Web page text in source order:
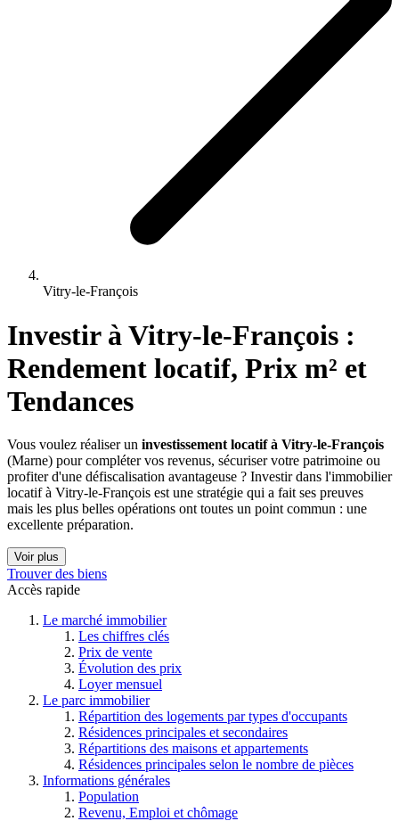
Vitry-le-François
Investir à Vitry-le-François :
Rendement locatif, Prix m² et
Tendances
Vous voulez réaliser un investissement locatif à Vitry-le-François
(Marne) pour compléter vos revenus, sécuriser votre patrimoine ou
profiter d'une défiscalisation avantageuse ? Investir dans l'immobilier
locatif à Vitry-le-François est une stratégie qui a fait ses preuves
mais les plus belles opérations ont toutes un point commun : une
excellente préparation.
Voir plus
Trouver des biens
Accès rapide
Le marché immobilier
Les chiffres clés
Prix de vente
Évolution des prix
Loyer mensuel
Le parc immobilier
Répartition des logements par types d'occupants
Résidences principales et secondaires
Répartitions des maisons et appartements
Résidences principales selon le nombre de pièces
Informations générales
Population
Revenu, Emploi et chômage